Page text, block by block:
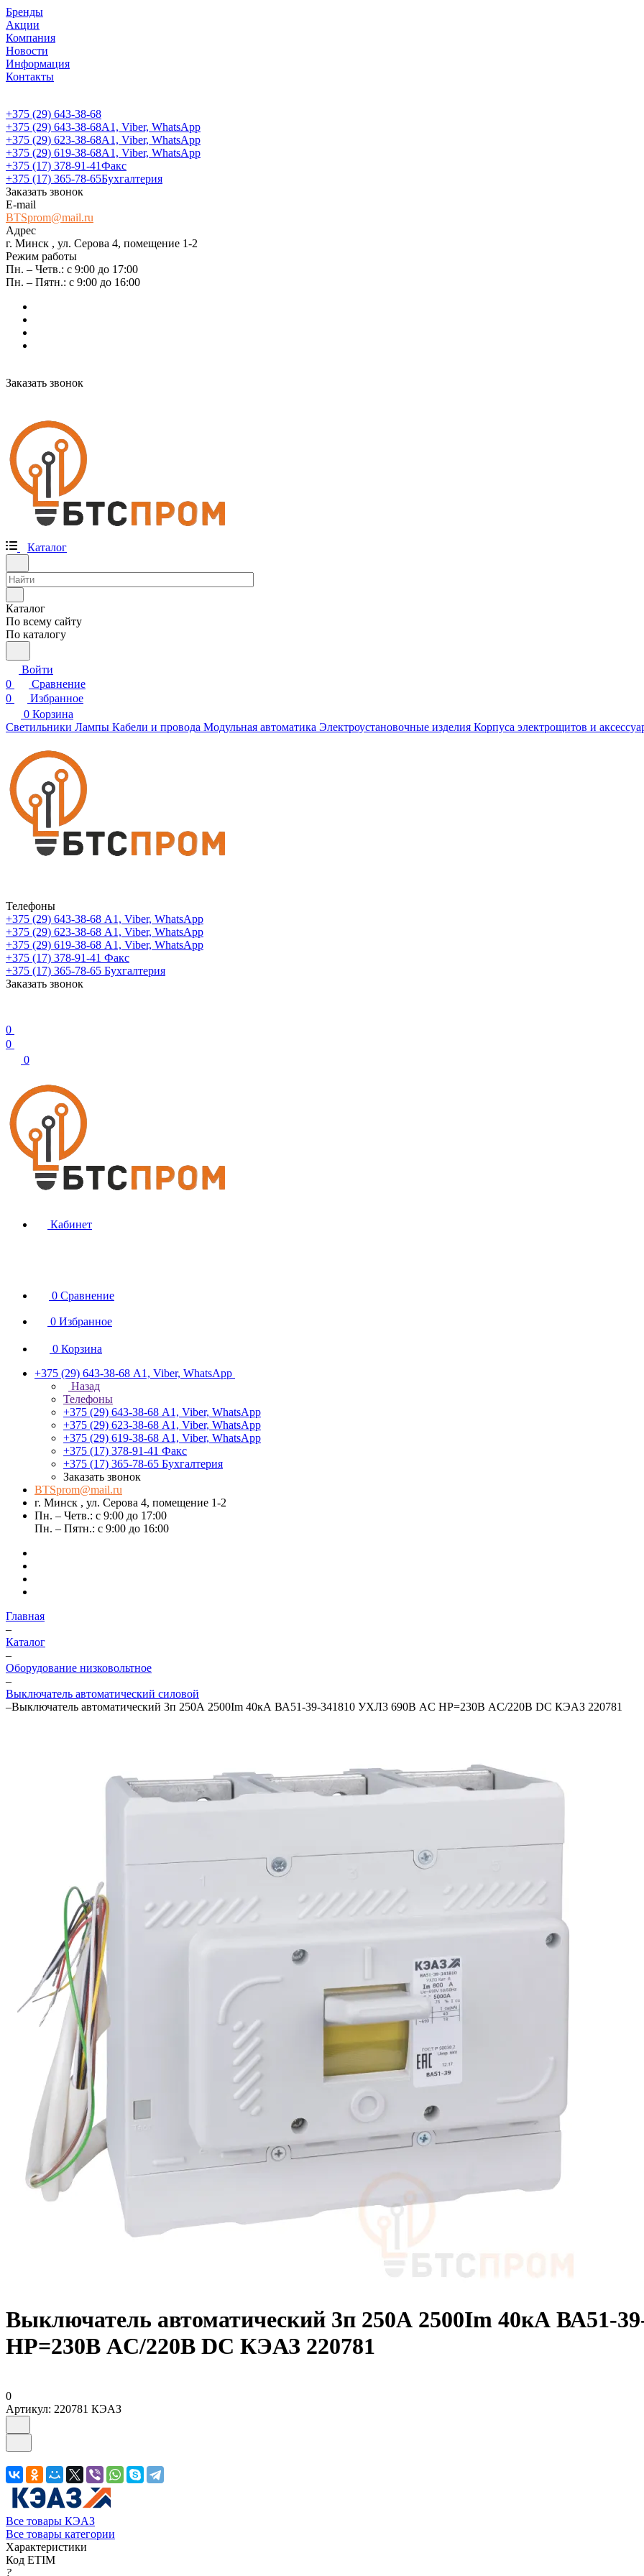
Бренды
Акции
Компания
Новости
Информация
Контакты
+375 (29) 643-38-68
+375 (29) 643-38-68А1, Viber, WhatsApp
+375 (29) 623-38-68А1, Viber, WhatsApp
+375 (29) 619-38-68А1, Viber, WhatsApp
+375 (17) 378-91-41Факс
+375 (17) 365-78-65Бухгалтерия
Заказать звонок
E-mail
BTSprom@mail.ru
Адрес
г. Минск , ул. Серова 4, помещение 1-2
Режим работы
Пн. – Четв.: с 9:00 до 17:00
Пн. – Пятн.: с 9:00 до 16:00
Заказать звонок
Каталог
Каталог
По всему сайту
По каталогу
Войти
0
Сравнение
0
Избранное
0 Корзина
Светильники Лампы Кабели и провода Модульная автоматика Электроустановочные изделия Корпуса электрощитов и
Телефоны
+375 (29) 643-38-68 А1, Viber, WhatsApp
+375 (29) 623-38-68 А1, Viber, WhatsApp
+375 (29) 619-38-68 А1, Viber, WhatsApp
+375 (17) 378-91-41 Факс
+375 (17) 365-78-65 Бухгалтерия
Заказать звонок
0
0
0
Кабинет
0 Сравнение
0 Избранное
0 Корзина
+375 (29) 643-38-68 А1, Viber, WhatsApp
Назад
Телефоны
+375 (29) 643-38-68 А1, Viber, WhatsApp
+375 (29) 623-38-68 А1, Viber, WhatsApp
+375 (29) 619-38-68 А1, Viber, WhatsApp
+375 (17) 378-91-41 Факс
+375 (17) 365-78-65 Бухгалтерия
Заказать звонок
BTSprom@mail.ru
г. Минск , ул. Серова 4, помещение 1-2
Пн. – Четв.: с 9:00 до 17:00
Пн. – Пятн.: с 9:00 до 16:00
Главная
–
Каталог
–
Оборудование низковольтное
–
Выключатель автоматический силовой
–Выключатель автоматический 3п 250А 2500Im 40кА ВА51-39-341810 УХЛ3 690В AC НР=230В AC/220В DC КЭАЗ 220781
Выключатель автоматический 3п 250А 2500Im 40кА ВА51-
НР=230В AC/220В DC КЭАЗ 220781
0
Артикул: 220781 КЭАЗ
Все товары КЭАЗ
Все товары категории
Характеристики
Код ETIM
?